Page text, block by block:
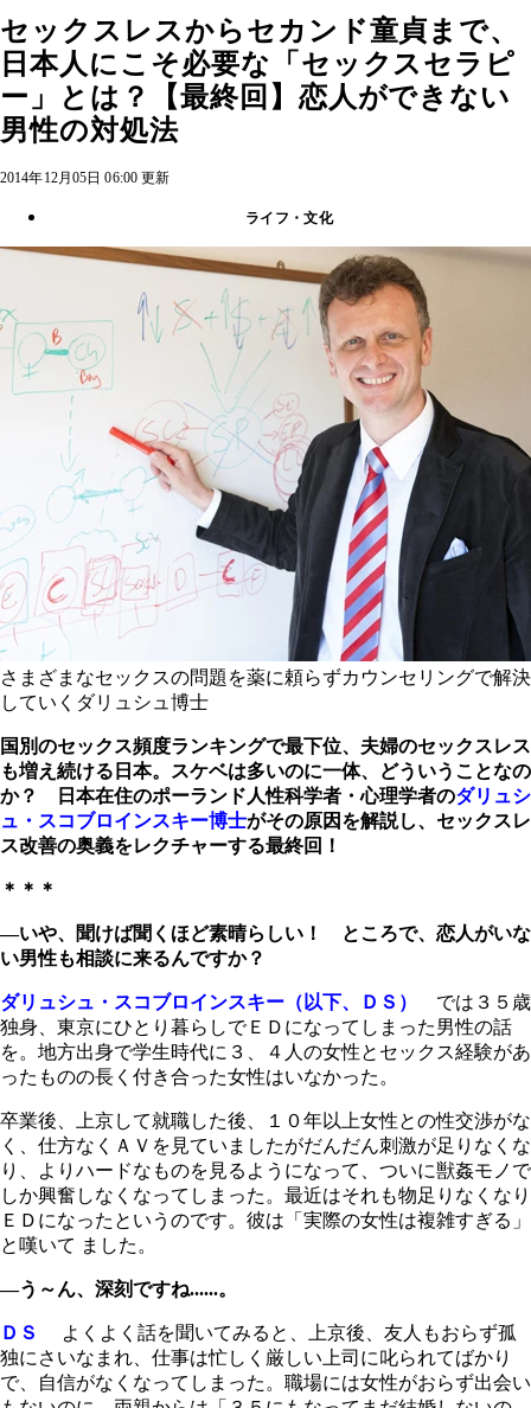
セックスレスからセカンド童貞まで、
日本人にこそ必要な「セックスセラピ
ー」とは？【最終回】恋人ができない
男性の対処法
2014年12月05日 06:00 更新
ライフ・文化
さまざまなセックスの問題を薬に頼らずカウンセリングで解決
していくダリュシュ博士
国別のセックス頻度ランキングで最下位、夫婦のセックスレス
も増え続ける日本。スケベは多いのに一体、どういうことなの
か？ 日本在住のポーランド人性科学者・心理学者のダリュシ
ュ・スコブロインスキー博士がその原因を解説し、セックスレ
ス改善の奥義をレクチャーする最終回！
＊＊ ＊
―いや、聞けば聞くほど素晴らしい！ ところで、恋人がいな
い男性も相談に来るんですか？
ダリュシュ・スコブロインスキー （以下、ＤＳ）
では３５歳
独身、東京にひとり暮らしでＥＤになってしまった男性の話
を。地方出身で学生時代に３、４人の女性とセックス経験があ
ったものの長く付き合った女性はいなかった。
卒業後、上京して就職した後、１０年以上女性との性交渉がな
く、仕方なくＡＶを見ていましたがだんだん刺激が足りなくな
り、よりハードなものを見るようになって、ついに獣姦モノで
しか興奮しなくなってしまった。最近はそれも物足りなくなり
ＥＤになったというのです。彼は「実際の女性は複雑すぎる」
と嘆いて ました。
―う～ん、深刻ですね......。
ＤＳ
よくよく話を聞いてみると、上京後、友人もおらず孤
独にさいなまれ、仕事は忙しく厳しい上司に叱られてばかり
で、自信がなくなってしまった。職場には女性がおらず出会い